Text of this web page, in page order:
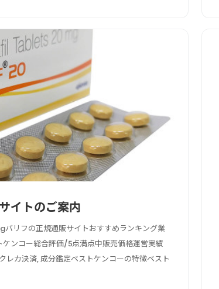
イトのご案内
リフの正規通販サイトおすすめランキング業
ンコー総合評価/5点満点中販売価格運営実績
レカ決済, 成分鑑定ベストケンコーの特徴ベスト